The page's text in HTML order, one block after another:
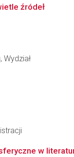
źródeł
w